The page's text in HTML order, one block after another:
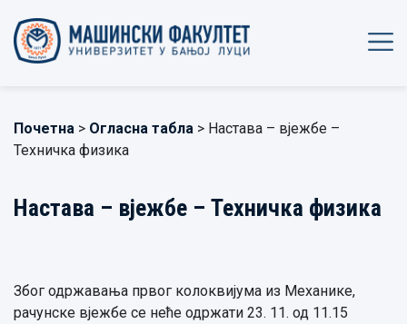
Почетна > Огласна табла > Настава – вјежбе –
Техничка физика
Настава – вјежбе – Техничка физика
Због одржавања првог колоквијума из Механике,
рачунске вјежбе се неће одржати 23. 11. од 11.15